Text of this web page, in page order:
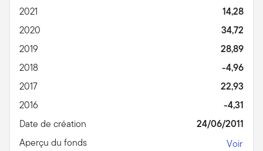
2021
14,28
2020
34,72
2019
28,89
2018
-4,96
2017
22,93
2016
-4,31
Date de création
24/06/2011
Aperçu du fonds
Voir